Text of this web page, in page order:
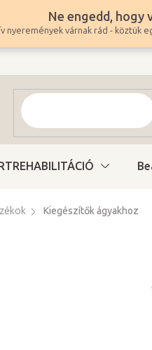
Ne engedd, hogy
nyeremények várnak rád - köztük
Kiegészítők ágyakhoz